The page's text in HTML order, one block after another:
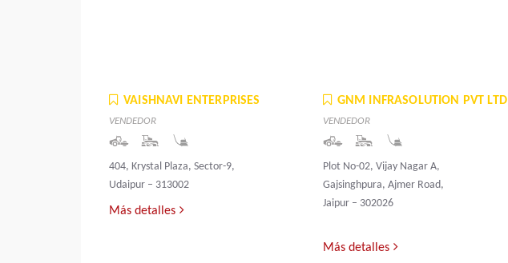
VAISHNAVI ENTERPRISES
VENDEDOR
404, Krystal Plaza, Sector-9,
Udaipur – 313002
Más detalles
GNM INFRASOLUTION PVT LTD
VENDEDOR
Plot No-02, Vijay Nagar A,
Gajsinghpura, Ajmer Road,
Jaipur – 302026
Más detalles